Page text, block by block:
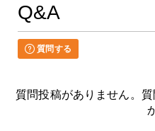
Q&A
質問する
質問投稿がありません。